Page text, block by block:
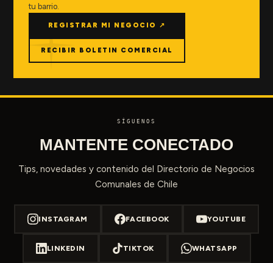
tu barrio.
REGISTRAR MI NEGOCIO ↗
RECIBIR BOLETIN COMERCIAL
SÍGUENOS
MANTENTE CONECTADO
Tips, novedades y contenido del Directorio de Negocios
Comunales de Chile
INSTAGRAM FACEBOOK YOUTUBE
LINKEDIN TIKTOK WHATSAPP